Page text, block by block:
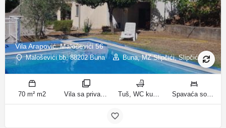
Vila Arapović, Maloševići 56
Maloševići bb, 88202 Buna Buna, MZ Slipčići, Slipčići
70 m² m2 Vila sa privatnim bazenom sobe Tuš, WC kupatila Spavaća soba 1: 3 odvojena kreveta | Spavaća soba 2: 3 kreveta za jednu osobu | Dnevni boravak: 1 kauč na razvlačenje ležaja